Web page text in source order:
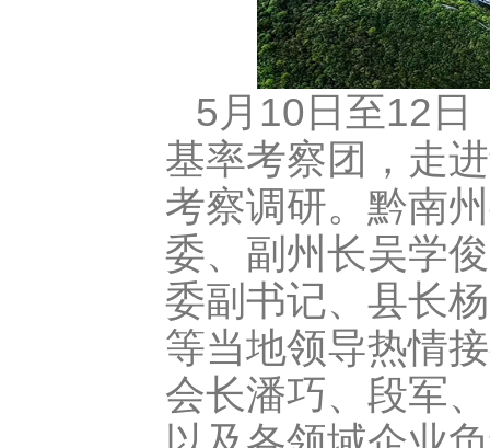
5月10日至12日
基率考察团，走
考察调研。黔南
委、 副州长吴学
委副书记、县长
等当地领导热情
会长潘巧、段军